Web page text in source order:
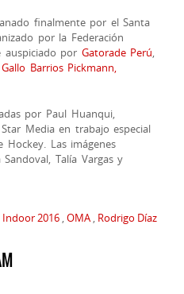
finalmente por el Santa
por la Federación
auspiciado por Gatorade Perú,
Gallo Barrios Pickmann,
por Paul Huanqui,
Media en trabajo especial
Hockey. Las imágenes
Talía Vargas y
Indoor 2016 ,OMA , Rodrigo Díaz